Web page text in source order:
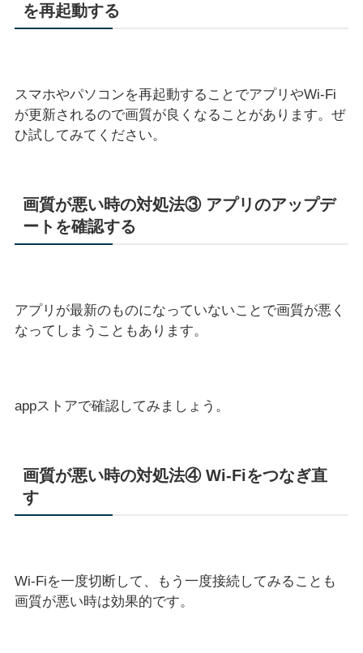
を再起動する
スマホやパソコンを再起動することでアプリやWi-Fi
が更新されるので画質が良くなることがあります。ぜ
ひ試してみてください。
画質が悪い時の対処法③ アプリのアップデ
ートを確認する
アプリが最新のものになっていないことで画質が悪く
なってしまうこともあります。
appストアで確認してみましょう。
画質が悪い時の対処法④ Wi-Fiをつなぎ直
す
Wi-Fiを一度切断して、もう一度接続してみることも
画質が悪い時は効果的です。